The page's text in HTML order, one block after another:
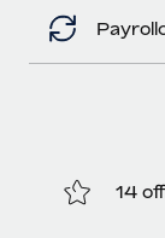
Hoe
Meer 14